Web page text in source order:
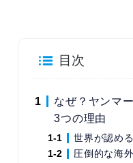
目次
なぜ？ヤンマ
3つの理由
世界が認め
圧倒的な海